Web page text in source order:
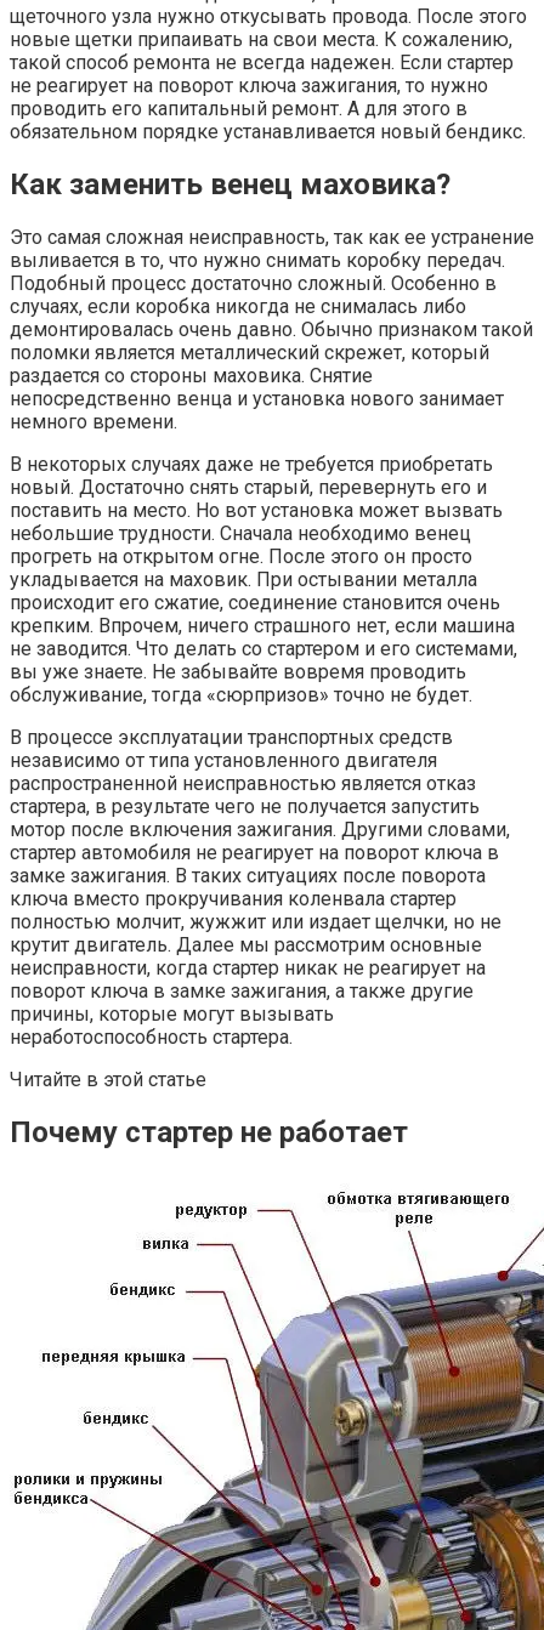
щеточного узла нужно откусывать провода. После этого
новые щетки припаивать на свои места. К сожалению,
такой способ ремонта не всегда надежен. Если стартер
не реагирует на поворот ключа зажигания, то нужно
проводить его капитальный ремонт. А для этого в
обязательном порядке устанавливается новый бендикс.
Как заменить венец маховика?
Это самая сложная неисправность, так как ее устранение
выливается в то, что нужно снимать коробку передач.
Подобный процесс достаточно сложный. Особенно в
случаях, если коробка никогда не снималась либо
демонтировалась очень давно. Обычно признаком такой
поломки является металлический скрежет, который
раздается со стороны маховика. Снятие
непосредственно венца и установка нового занимает
немного времени.
В некоторых случаях даже не требуется приобретать
новый. Достаточно снять старый, перевернуть его и
поставить на место. Но вот установка может вызвать
небольшие трудности. Сначала необходимо венец
прогреть на открытом огне. После этого он просто
укладывается на маховик. При остывании металла
происходит его сжатие, соединение становится очень
крепким. Впрочем, ничего страшного нет, если машина
не заводится. Что делать со стартером и его системами,
вы уже знаете. Не забывайте вовремя проводить
обслуживание, тогда «сюрпризов» точно не будет.
В процессе эксплуатации транспортных средств
независимо от типа установленного двигателя
распространенной неисправностью является отказ
стартера, в результате чего не получается запустить
мотор после включения зажигания. Другими словами,
стартер автомобиля не реагирует на поворот ключа в
замке зажигания. В таких ситуациях после поворота
ключа вместо прокручивания коленвала стартер
полностью молчит, жужжит или издает щелчки, но не
крутит двигатель. Далее мы рассмотрим основные
неисправности, когда стартер никак не реагирует на
поворот ключа в замке зажигания, а также другие
причины, которые могут вызывать
неработоспособность стартера.
Читайте в этой статье
Почему стартер не работает